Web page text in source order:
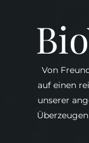
Von
auf einen
unserer